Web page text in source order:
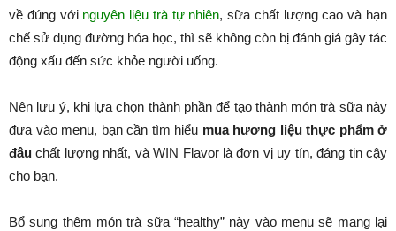
về đúng với nguyên liệu trà tự nhiên, sữa chất lượng cao và hạn
chế sử dụng đường hóa học, thì sẽ không còn bị đánh giá gây tác
động xấu đến sức khỏe người uống.
Nên lưu ý, khi lựa chọn thành phần để tạo thành món trà sữa này
đưa vào menu, bạn cần tìm hiểu mua hương liệu thực phẩm ở
đâu chất lượng nhất, và WIN Flavor là đơn vị uy tín, đáng tin cậy
cho bạn.
Bổ sung thêm món trà sữa “healthy” này vào menu sẽ mang lại